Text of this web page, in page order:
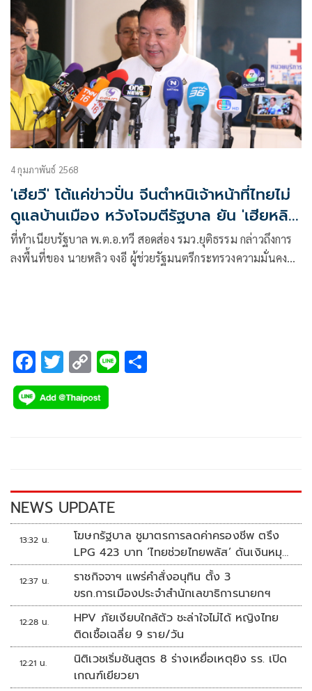
จากสังกัดสโมสรปีนหน้าผาทั่วประเทศไทยเข้าร่วมชิงชัย 4 รุ่น
การแข่งขัน ประกอบด้วย รุ่นโอเพ่น ชาย-หญิง, รุ่นยู-17 ชาย-
หญิง, รุ่นยู-15 ชาย-หญิง และ รุ่นยู-13 ชาย-หญิง โดยการชิงชัย
มีด้วยกัน 3 ประเภท ได้แก่ ประเภทสปีด, ประเภทโบเดอร์ริง
และ ประเภทลีด
4 กุมภาพันธ์ 2568
'เฮียวี' โต้แค่ข่าวปั่น จีนตำหนิเจ้าหน้าที่ไทยไม่
ดูแลบ้านเมือง หวังโจมตีรัฐบาล ยัน 'เฮียหลิว'
ชื่นชม
ที่ทำเนียบรัฐบาล พ.ต.อ.ทวี สอดส่อง รมว.ยุติธรรม กล่าวถึงการ
ลงพื้นที่ของ นายหลิว จงอี ผู้ช่วยรัฐมนตรีกระทรวงความมั่นคง
F
ac
e
k
T
wi
tt
C
o
p
k
Li
NEWS UPDATE
13:32 น.
โฆษกรัฐบาล ชูมาตรการลดค่าครองชีพ ตรึง
LPG 423 บาท ‘ไทยช่วยไทยพลัส’ ดันเงินหมุน
แสนล้าน
12:37 น.
ราชกิจจาฯ แพร่คำสั่งอนุทิน ตั้ง 3
ขรก.การเมืองประจำสำนักเลขาธิการนายกฯ
12:28 น.
HPV ภัยเงียบใกล้ตัว ชะล่าใจไม่ได้ หญิงไทย
ติดเชื้อเฉลี่ย 9 ราย/วัน
12:21 น.
นิติเวชเริ่มชันสูตร 8 ร่างเหยื่อเหตุยิง รร. เปิด
เกณฑ์เยียวยา